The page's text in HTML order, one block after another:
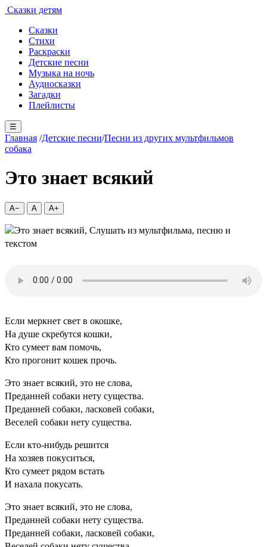
Сказки детям
Сказки
Стихи
Раскраски
Детские песни
Музыка на ночь
Аудиосказки
Загадки
Плейлисты
☰
Главная /Детские песни/Песни из других мультфильмов
собака
Это знает всякий
A− A A+
Если меркнет свет в окошке,
На душе скребутся кошки,
Кто сумеет вам помочь,
Кто прогонит кошек прочь.
Это знает всякий, это не слова,
Преданней собаки нету существа.
Преданней собаки, ласковей собаки,
Веселей собаки нету существа.
Если кто-нибудь решится
На хозяев покуситься,
Кто сумеет рядом встать
И нахала покусать.
Это знает всякий, это не слова,
Преданней собаки нету существа.
Преданней собаки, ласковей собаки,